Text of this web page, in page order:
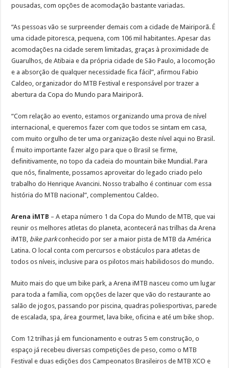
pousadas, com opções de acomodação bastante variadas.
“As pessoas vão se surpreender demais com a cidade de Mairiporã. É
uma cidade pitoresca, pequena, com 106 mil habitantes. Apesar das
acomodações na cidade serem limitadas, graças à proximidade de
Guarulhos, de Atibaia e da própria cidade de São Paulo, a locomoção
e a absorção de qualquer necessidade fica fácil”, afirmou Fabio
Caldeo, organizador do MTB Festival e responsável por trazer a
abertura da Copa do Mundo para Mairiporã.
“Com relação ao evento, estamos organizando uma prova de nível
internacional, e queremos fazer com que todos se sintam em casa,
com muito orgulho de ter uma organização deste nível aqui no Brasil.
É muito importante fazer algo para que o Brasil se firme,
definitivamente, no topo da cadeia do mountain bike Mundial. Para
que nós, finalmente, possamos aproveitar do legado criado pelo
trabalho do Henrique Avancini. Nosso trabalho é continuar com essa
história do MTB nacional”, complementou Caldeo.
Arena iMTB – A etapa número 1 da Copa do Mundo de MTB, que vai
reunir os melhores atletas do planeta, acontecerá nas trilhas da Arena
iMTB, bike parkconhecido por ser a maior pista de MTB da América
Latina. O local conta com percursos e obstáculos para atletas de
todos os níveis, inclusive para os pilotos mais habilidosos do mundo.
Muito mais do que um bike park, a Arena iMTB nasceu como um lugar
para toda a família, com opções de lazer que vão do restaurante ao
salão de jogos, passando por piscina, quadras poliesportivas, parede
de escalada, spa, área gourmet, lava bike, oficina e até um bike shop.
Com 12 trilhas já em funcionamento e outras 5 em construção, o
espaço já recebeu diversas competições de peso, como o MTB
Festival e duas edições dos Campeonatos Brasileiros de MTB XCO e